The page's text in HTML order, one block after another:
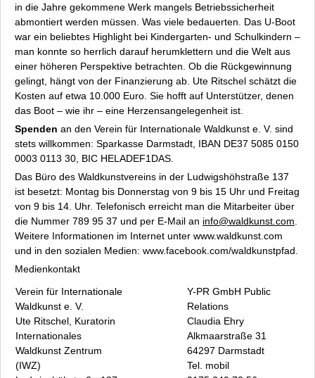
in die Jahre gekommene Werk mangels Betriebssicherheit
abmontiert werden müssen. Was viele bedauerten. Das U-Boot
war ein beliebtes Highlight bei Kindergarten- und Schulkindern –
man konnte so herrlich darauf herumklettern und die Welt aus
einer höheren Perspektive betrachten. Ob die Rückgewinnung
gelingt, hängt von der Finanzierung ab. Ute Ritschel schätzt die
Kosten auf etwa 10.000 Euro. Sie hofft auf Unterstützer, denen
das Boot – wie ihr – eine Herzensangelegenheit ist.
Spenden an den Verein für Internationale Waldkunst e. V. sind
stets willkommen: Sparkasse Darmstadt, IBAN DE37 5085 0150
0003 0113 30, BIC HELADEF1DAS.
Das Büro des Waldkunstvereins in der Ludwigshöhstraße 137
ist besetzt: Montag bis Donnerstag von 9 bis 15 Uhr und Freitag
von 9 bis 14. Uhr. Telefonisch erreicht man die Mitarbeiter über
die Nummer 789 95 37 und per E-Mail an info@waldkunst.com
Weitere Informationen im Internet unter www.waldkunst.com
und in den sozialen Medien: www.facebook.com/waldkunstpfad.
Medienkontakt
Verein für Internationale
Waldkunst e. V.
Ute Ritschel, Kuratorin
Internationales
Waldkunst Zentrum
(IWZ)
Y-PR GmbH Public
Relations
Claudia Ehry
Alkmaarstraße 31
64297 Darmstadt
Tel. mobil